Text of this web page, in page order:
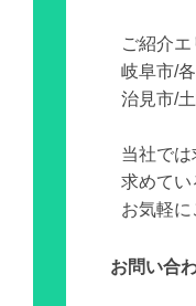
ご紹介
岐阜市/
治見市/
当社で
求めてい
お気軽
お問い合